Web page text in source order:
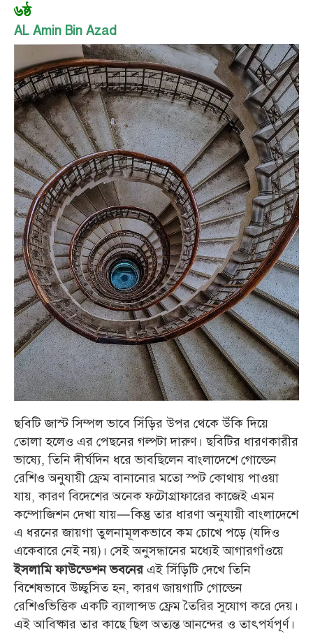
৬ষ্ঠ
AL Amin Bin Azad
ছবিটি জাস্ট সিম্পল ভাবে সিঁড়ির উপর থেকে উঁকি দিয়ে
তোলা হলেও এর পেছনের গল্পটা দারুণ। ছবিটির ধারণকারীর
ভাষ্যে, তিনি দীর্ঘদিন ধরে ভাবছিলেন বাংলাদেশে গোল্ডেন
রেশিও অনুযায়ী ফ্রেম বানানোর মতো স্পট কোথায় পাওয়া
যায়, কারণ বিদেশের অনেক ফটোগ্রাফারের কাজেই এমন
কম্পোজিশন দেখা যায়—কিন্তু তার ধারণা অনুযায়ী বাংলাদেশে
এ ধরনের জায়গা তুলনামূলকভাবে কম চোখে পড়ে (যদিও
একেবারে নেই নয়)। সেই অনুসন্ধানের মধ্যেই আগারগাঁওয়ে
ইসলামি ফাউন্ডেশন ভবনেরএই সিঁড়িটি দেখে তিনি
বিশেষভাবে উচ্ছ্বসিত হন, কারণ জায়গাটি গোল্ডেন
রেশিওভিত্তিক একটি ব্যালান্সড ফ্রেম তৈরির সুযোগ করে দেয়।
এই আবিষ্কার তার কাছে ছিল অত্যন্ত আনন্দের ও তাৎপর্যপূর্ণ।